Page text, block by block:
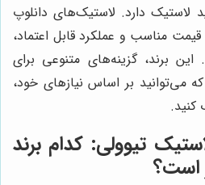
لاستیک دارد. لاستیک‌های دانلوپ
مناسب و عملکرد قابل اعتماد،
برند، گزینه‌های متنوعی برای
می‌توانید بر اساس نیازهای خود،
کنید.
تیوولی: کدام برند
است؟